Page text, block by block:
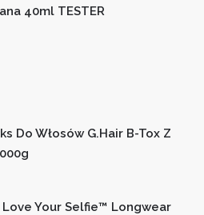
40ml TESTER
Do Włosów G.Hair B-Tox Z
Love Your Selfie™ Longwear